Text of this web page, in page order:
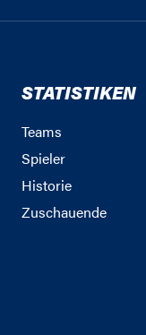
STATISTIKEN
Teams
Spieler
Historie
Zuschauende